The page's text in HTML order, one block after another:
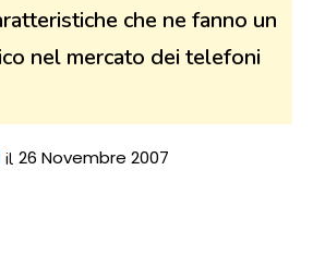
che ne fanno un
nel mercato dei telefoni
il 26 Novembre 2007